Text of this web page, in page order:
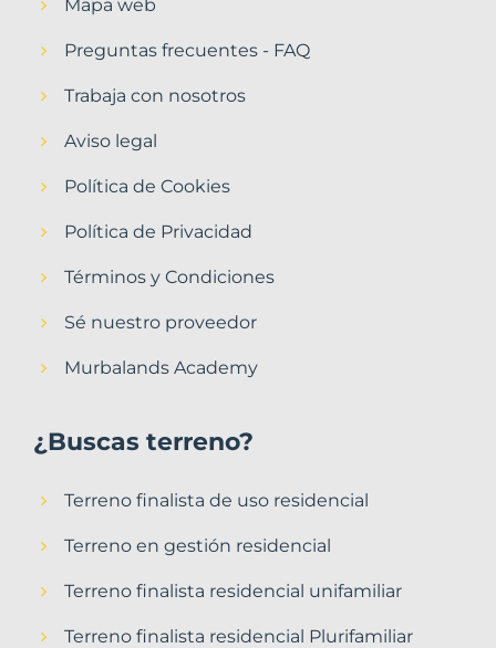
Mapa web
Preguntas frecuentes - FAQ
Trabaja con nosotros
Aviso legal
Política de Cookies
Política de Privacidad
Términos y Condiciones
Sé nuestro proveedor
Murbalands Academy
¿Buscas terreno?
Terreno finalista de uso residencial
Terreno en gestión residencial
Terreno finalista residencial unifamiliar
Terreno finalista residencial Plurifamiliar